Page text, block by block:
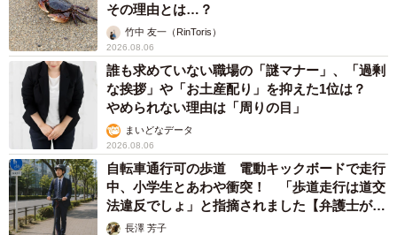
その理由とは…？
竹中 友一（RinToris）
2026.08.06
誰も求めていない職場の「謎マナー」、「過剰
な挨拶」や「お土産配り」を抑えた1位は？
やめられない理由は「周りの目」
まいどなデータ
2026.08.06
自転車通行可の歩道 電動キックボードで走行
中、小学生とあわや衝突！ 「歩道走行は道交
法違反でしょ」と指摘されました【弁護士が解
説】長澤 芳子